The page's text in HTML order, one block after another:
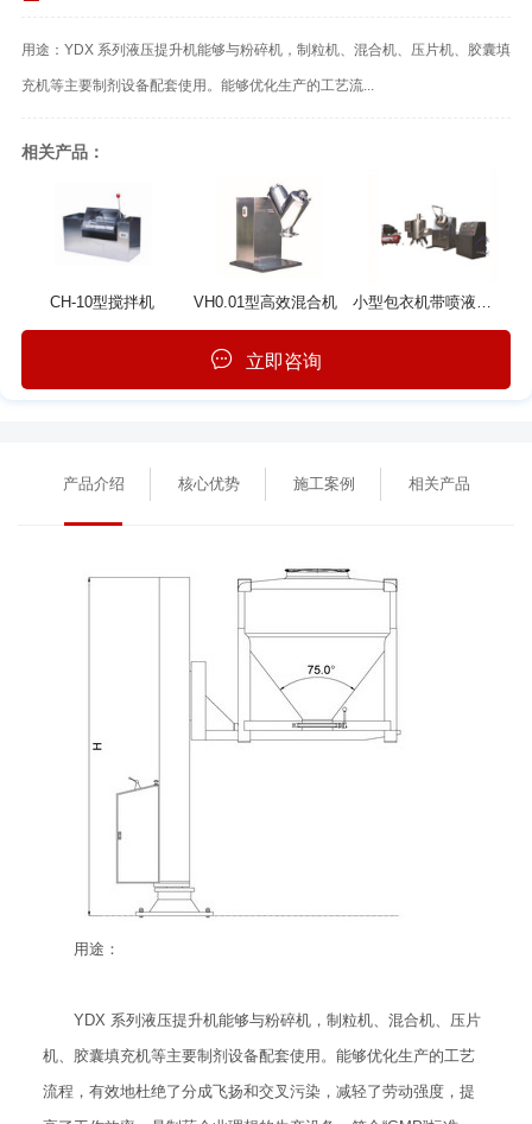
用途：YDX 系列液压提升机能够与粉碎机，制粒机、混合机、压片机、胶囊填
充机等主要制剂设备配套使用。能够优化生产的工艺流...
相关产品：
CH-10型搅拌机 VH0.01型高效混合机
立即咨询
产品介绍 核心优势 施工案例 相关产品
用途：
YDX 系列液压提升机能够与粉碎机，制粒机、混合机、压片
机、胶囊填充机等主要制剂设备配套使用。能够优化生产的工艺
流程，有效地杜绝了分成飞扬和交叉污染，减轻了劳动强度，提